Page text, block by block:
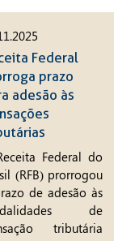
Federal
prazo
adesão às
Federal do
(RFB) prorrogou
de adesão às
de
tributária